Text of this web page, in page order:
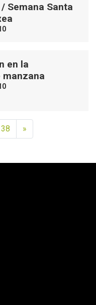
Semana Santa
en la
manzana
38 »